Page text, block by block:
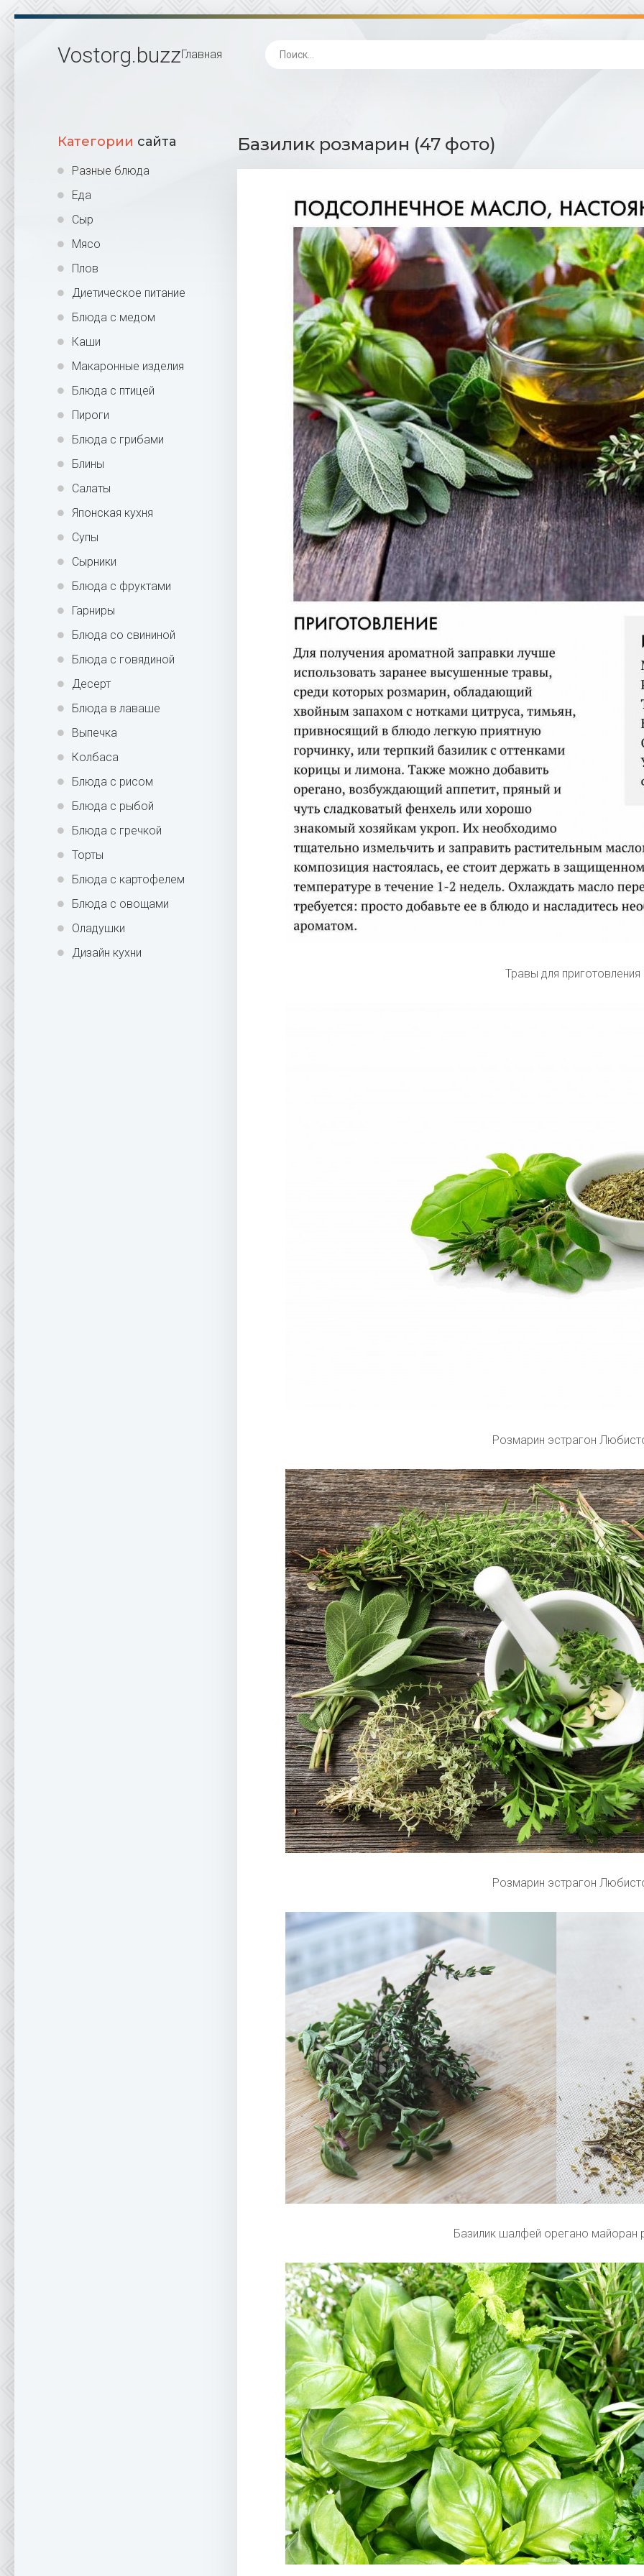
Vostorg.buzzГлавная
Категории сайта
Разные блюда
Еда
Сыр
Мясо
Плов
Диетическое питание
Блюда с медом
Каши
Макаронные изделия
Блюда с птицей
Пироги
Блюда с грибами
Блины
Салаты
Японская кухня
Супы
Сырники
Блюда с фруктами
Гарниры
Блюда со свининой
Блюда с говядиной
Десерт
Блюда в лаваше
Выпечка
Колбаса
Блюда с рисом
Блюда с рыбой
Блюда с гречкой
Торты
Блюда с картофелем
Блюда с овощами
Оладушки
Дизайн кухни
Базилик розмарин (47 фото)
Травы для приготовления
Розмарин эстрагон
Розмарин эстрагон
Базилик шалфей орегано майоран